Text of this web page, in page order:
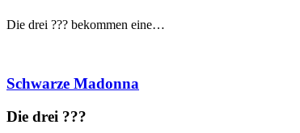
Die drei ??? bekommen eine…
Schwarze Madonna
Die drei ???